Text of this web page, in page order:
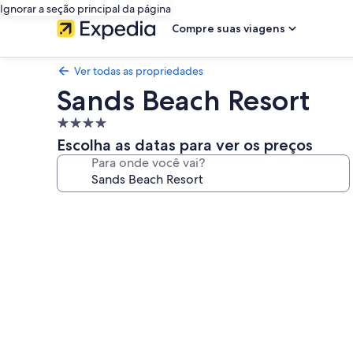
Ignorar a seção principal da página
Compre suas viagens
Ver todas as propriedades
Sands Beach Resort
Propriedade
4.0
estrelas
Escolha as datas para ver os preços
Para onde você vai?